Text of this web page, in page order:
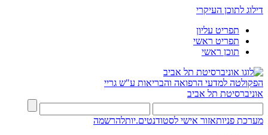
דילוג לתוכן העיקרי
תפריט עליון
תפריט ראשי
תוכן ראשי
הפקולטה למדעי הרפואה והבריאות ע"ש גריי
אוניברסיטת תל אביב
מערכת פניותאזור אישי לסטודנטים.יותלהרשמה